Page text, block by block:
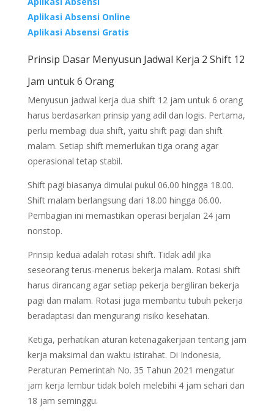
Aplikasi Absensi Online
Aplikasi Absensi Gratis
Prinsip Dasar Menyusun Jadwal Kerja 2 Shift 12
Jam untuk 6 Orang
Menyusun jadwal kerja dua shift 12 jam untuk 6 orang
harus berdasarkan prinsip yang adil dan logis. Pertama,
perlu membagi dua shift, yaitu shift pagi dan shift
malam. Setiap shift memerlukan tiga orang agar
operasional tetap stabil.
Shift pagi biasanya dimulai pukul 06.00 hingga 18.00.
Shift malam berlangsung dari 18.00 hingga 06.00.
Pembagian ini memastikan operasi berjalan 24 jam
nonstop.
Prinsip kedua adalah rotasi shift. Tidak adil jika
seseorang terus-menerus bekerja malam. Rotasi shift
harus dirancang agar setiap pekerja bergiliran bekerja
pagi dan malam. Rotasi juga membantu tubuh pekerja
beradaptasi dan mengurangi risiko kesehatan.
Ketiga, perhatikan aturan ketenagakerjaan tentang jam
kerja maksimal dan waktu istirahat. Di Indonesia,
Peraturan Pemerintah No. 35 Tahun 2021 mengatur
jam kerja lembur tidak boleh melebihi 4 jam sehari dan
18 jam seminggu.